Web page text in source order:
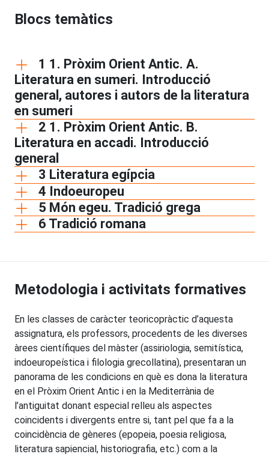
Blocs temàtics
1 1. Pròxim Orient Antic. A.
Literatura en sumeri. Introducció
general, autores i autors de la literatura
en sumeri
2 1. Pròxim Orient Antic. B.
Literatura en accadi. Introducció
general
3 Literatura egípcia
4 Indoeuropeu
5 Món egeu. Tradició grega
6 Tradició romana
Metodologia i activitats formatives
En les classes de caràcter teoricopràctic d’aquesta
assignatura, els professors, procedents de les diverses
àrees científiques del màster (assiriologia, semitística,
indoeuropeística i filologia grecollatina), presentaran un
panorama de les condicions en què es dona la literatura
en el Pròxim Orient Antic i en la Mediterrània de
l’antiguitat donant especial relleu als aspectes
coincidents i divergents entre si, tant pel que fa a la
coincidència de gèneres (epopeia, poesia religiosa,
literatura sapiencial, historiografia, etc.) com a la